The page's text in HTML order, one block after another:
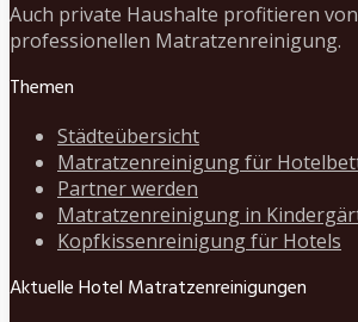
Auch private Haushalte profitieren
professionellen Matratzenreinigung.
Themen
Städteübersicht
Matratzenreinigung für
Partner werden
Matratzenreinigung in
Kopfkissenreinigung für Hotels
Aktuelle Hotel Matratzenreinigungen